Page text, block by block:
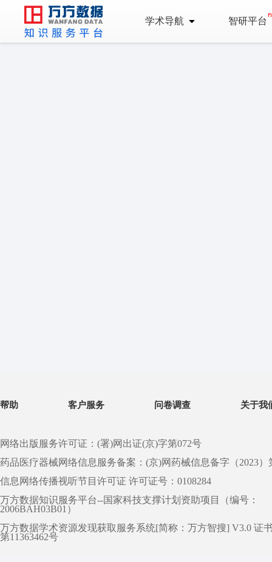
学术导航 智研平台
帮助 客户服务 问卷调查 关于我
网络出版服务许可证：(署)网出证(京)字第072号
药品医疗器械网络信息服务备案：(京)网药械信息备字（2023）
信息网络传播视听节目许可证 许可证号：0108284
万方数据知识服务平台--国家科技支撑计划资助项目（编号：
2006BAH03B01）
万方数据学术资源发现获取服务系统[简称：万方智搜] V3.0 证
第11363462号